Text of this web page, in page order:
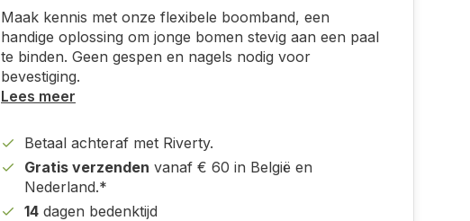
Maak kennis met onze flexibele boomband, een
handige oplossing om jonge bomen stevig aan een paal
te binden. Geen gespen en nagels nodig voor
bevestiging.
Lees meer
Betaal achteraf met Riverty.
Gratis verzenden vanaf € 60 in België en
Nederland.*
14 dagen bedenktijd